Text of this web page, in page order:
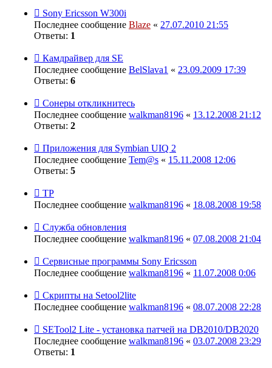
Sony Eriсsson W300i
Последнее сообщение Blaze « 27.07.2010 21:55
Ответы: 1
Камдрайвер для SE
Последнее сообщение BelSlava1 « 23.09.2009 17:39
Ответы: 6
Сонеры откликнитесь
Последнее сообщение walkman8196 « 13.12.2008 21:12
Ответы: 2
Приложения для Symbian UIQ 2
Последнее сообщение Tem@s « 15.11.2008 12:06
Ответы: 5
TP
Последнее сообщение walkman8196 « 18.08.2008 19:58
Служба обновления
Последнее сообщение walkman8196 « 07.08.2008 21:04
Сервисные программы Sony Eriсsson
Последнее сообщение walkman8196 « 11.07.2008 0:06
Скрипты на Setool2lite
Последнее сообщение walkman8196 « 08.07.2008 22:28
SETool2 Lite - установка патчей на DB2010/DB2020
Последнее сообщение walkman8196 « 03.07.2008 23:29
Ответы: 1